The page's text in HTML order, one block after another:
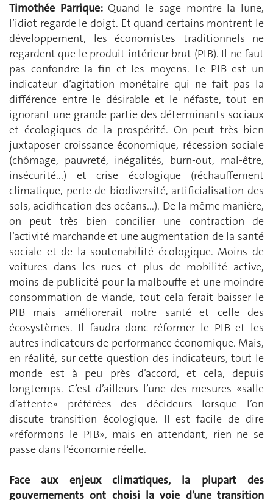
Timothée Parrique: Quand le sage montre la lune,
l’idiot regarde le doigt. Et quand certains montrent le
développement, les économistes traditionnels ne
regardent que le produit intérieur brut (PIB). Il ne faut
pas confondre la fin et les moyens. Le PIB est un
indicateur d’agitation monétaire qui ne fait pas la
différence entre le désirable et le néfaste, tout en
ignorant une grande partie des déterminants sociaux
et écologiques de la prospérité. On peut très bien
juxtaposer croissance économique, récession sociale
(chômage, pauvreté, inégalités, burn-out, mal-être,
insécurité...) et crise écologique (réchauffement
climatique, perte de biodiversité, artificialisation des
sols, acidification des océans...). De la même manière,
on peut très bien concilier une contraction de
l’activité marchande et une augmentation de la santé
sociale et de la soutenabilité écologique. Moins de
voitures dans les rues et plus de mobilité active,
moins de publicité pour la malbouffe et une moindre
consommation de viande, tout cela ferait baisser le
PIB mais améliorerait notre santé et celle des
écosystèmes. Il faudra donc réformer le PIB et les
autres indicateurs de performance économique. Mais,
en réalité, sur cette question des indicateurs, tout le
monde est à peu près d’accord, et cela, depuis
longtemps. C’est d’ailleurs l’une des mesures «salle
d’attente» préférées des décideurs lorsque l’on
discute transition écologique. Il est facile de dire
«réformons le PIB», mais en attendant, rien ne se
passe dans l’économie réelle.
Face aux enjeux climatiques, la plupart des
gouvernements ont choisi la voie d’une transition